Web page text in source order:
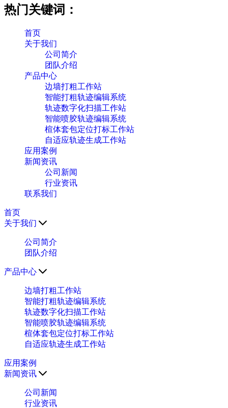
热门关键词：
首页
关于我们
公司简介
团队介绍
产品中心
边墙打粗工作站
智能打粗轨迹编辑系统
轨迹数字化扫描工作站
智能喷胶轨迹编辑系统
楦体套包定位打标工作站
自适应轨迹生成工作站
应用案例
新闻资讯
公司新闻
行业资讯
联系我们
首页
关于我们
公司简介
团队介绍
产品中心
边墙打粗工作站
智能打粗轨迹编辑系统
轨迹数字化扫描工作站
智能喷胶轨迹编辑系统
楦体套包定位打标工作站
自适应轨迹生成工作站
应用案例
新闻资讯
公司新闻
行业资讯